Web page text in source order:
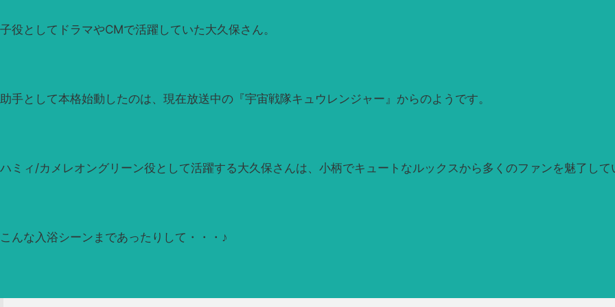
子役としてドラマやCMで活躍していた大久保さん。
助手として本格始動したのは、現在放送中の『宇宙戦隊キュウレンジャー』からのようです。
ハミィ/カメレオングリーン役として活躍する大久保さんは、小柄でキュートなルックスから多くのファンを魅了して
こんな入浴シーンまであったりして・・・♪